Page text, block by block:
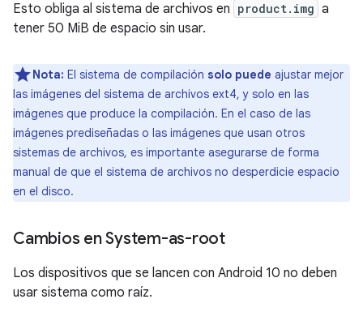
Esto obliga al sistema de archivos en product.img a
tener 50 MiB de espacio sin usar.
Nota: El sistema de compilación solo puede ajustar mejor
las imágenes del sistema de archivos ext4, y solo en las
imágenes que produce la compilación. En el caso de las
imágenes prediseñadas o las imágenes que usan otros
sistemas de archivos, es importante asegurarse de forma
manual de que el sistema de archivos no desperdicie espacio
en el disco.
Cambios en System-as-root
Los dispositivos que se lancen con Android 10 no deben
usar sistema como raíz.